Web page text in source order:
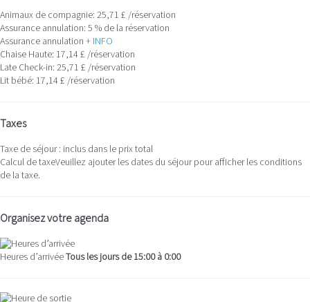
Animaux de compagnie: 25,71 £ /réservation
Assurance annulation: 5 % de la réservation
Assurance annulation + INFO
Chaise Haute: 17,14 £ /réservation
Late Check-in: 25,71 £ /réservation
Lit bébé: 17,14 £ /réservation
Taxes
Taxe de séjour : inclus dans le prix total
Calcul de taxeVeuillez ajouter les dates du séjour pour afficher les conditions
de la taxe.
Organisez votre agenda
Heures d’arrivéeTous les jours de 15:00 à 0:00